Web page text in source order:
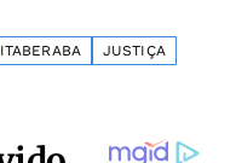
ITABERABA
JUSTIÇA